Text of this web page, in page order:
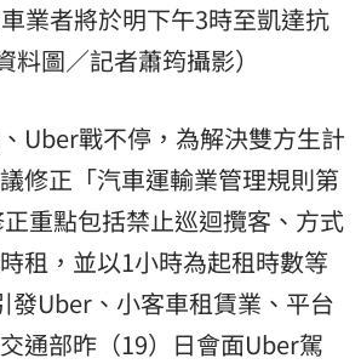
業者將於明下午3時至凱達抗
料圖／記者蕭筠攝影）
、Uber戰不停，為解決雙方生計
修正「汽車運輸業管理規則第
重點包括禁止巡迴攬客、方式
租，並以1小時為起租時數等
發Uber、小客車租賃業、平台
通部昨（19）日會面Uber駕